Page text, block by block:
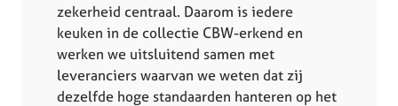
zekerheid centraal. Daarom is iedere
keuken in de collectie CBW-erkend en
werken we uitsluitend samen met
leveranciers waarvan we weten dat zij
dezelfde hoge standaarden hanteren op het